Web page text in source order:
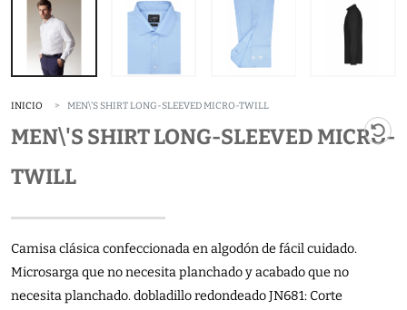
INICIO MEN\'S SHIRT LONG-SLEEVED MICRO-TWILL
MEN\'S SHIRT LONG-SLEEVED MICRO-
TWILL
Camisa clásica confeccionada en algodón de fácil cuidado.
Microsarga que no necesita planchado y acabado que no
necesita planchado. dobladillo redondeado JN681: Corte